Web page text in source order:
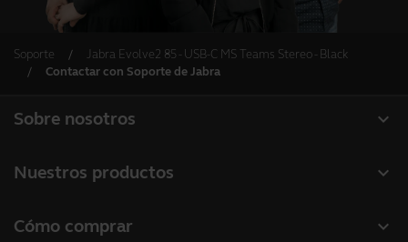
Soporte
Jabra Evolve2 85 - USB-C MS Teams Stereo - Black
Contactar con Soporte de Jabra
expand_more
Sobre nosotros
Sostenibilidad
expand_more
Nuestros productos
expand_more
Cómo comprar